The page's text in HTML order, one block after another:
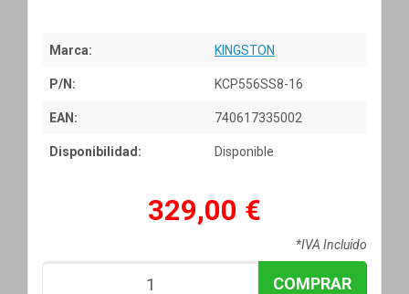
Marca: KINGSTON
P/N: KCP556SS8-16
EAN: 740617335002
Disponibilidad: Disponible
329,00 €
*IVA Incluido
COMPRAR